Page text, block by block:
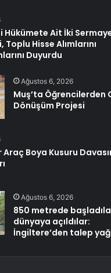
Hükümete Ait İki
Hisse Alımlarını
Duyurdu
Ağustos 6, 2026
Muş’ta Öğrencilerden
Dönüşüm Projesi
Araç Boya Kusuru
Ağustos 6, 2026
850 metrede
dünyaya açıldılar:
İngiltere’den talep